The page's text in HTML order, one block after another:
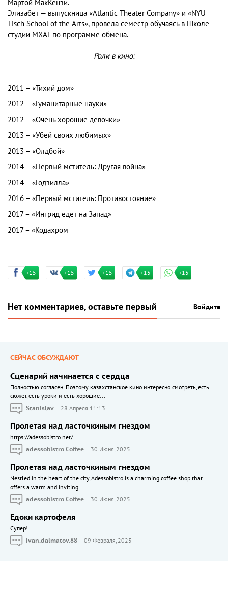
Мартой МакКензи.
Элизабет — выпускница «Atlantic Theater Company» и «NYU
Tisch School of the Arts», провела семестр обучаясь в Школе-
студии МХАТ по программе обмена.
Роли в кино:
2011 – «Тихий дом»
2012 – «Гуманитарные науки»
2012 – «Очень хорошие девочки»
2013 – «Убей своих любимых»
2013 – «Олдбой»
2014 – «Первый мститель: Другая война»
2014 – «Годзилла»
2016 – «Первый мститель: Противостояние»
2017 – «Ингрид едет на Запад»
2017 – «Кодахром
+15 +15 +15 +15 +15
Нет комментариев, оставьте первый Войдите
СЕЙЧАС ОБСУЖДАЮТ
Сценарий начинается с сердца
Полностью согласен. Поэтому казахстанское кино интересно смотреть, есть
сюжет, есть уроки и есть хорошие...
Stanislav
28 Апреля 11:13
Пролетая над ласточкиным гнездом
https://adessobistro.net/
adessobistro Coffee
30 Июня, 2025
Пролетая над ласточкиным гнездом
Nestled in the heart of the city, Adessobistro is a charming coffee shop that
offers a warm and inviting...
adessobistro Coffee
30 Июня, 2025
Едоки картофеля
Cупер!
ivan.dalmatov.88
09 Февраля, 2025